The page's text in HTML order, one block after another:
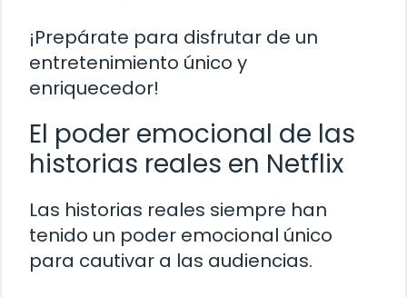
¡Prepárate para disfrutar de un
entretenimiento único y
enriquecedor!
El poder emocional de las
historias reales en Netflix
Las historias reales siempre han
tenido un poder emocional único
para cautivar a las audiencias.